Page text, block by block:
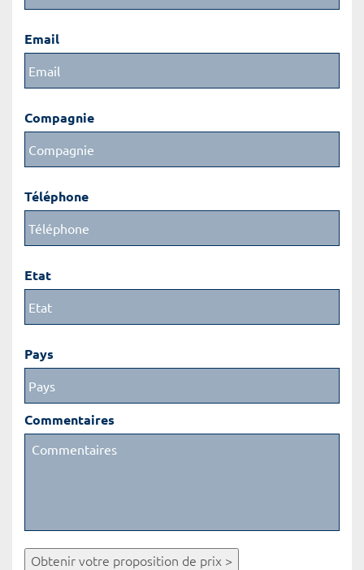
Email
Compagnie
Téléphone
Etat
Pays
Commentaires
Obtenir votre proposition de prix >